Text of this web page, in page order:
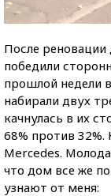
После реновации
победили
прошлой недели
набирали двух
качнулась в их
68% против
Mercedes.
что дом все же
узнают от меня: